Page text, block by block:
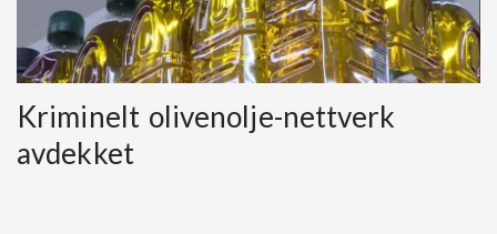
Kriminelt olivenolje-nettverk
avdekket